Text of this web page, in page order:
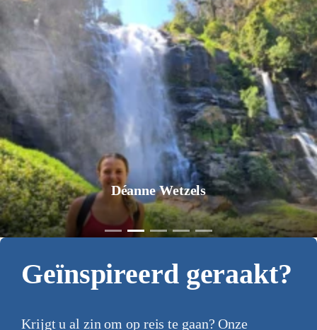
Déanne Wetzels
Geïnspireerd geraakt?
Krijgt u al zin om op reis te gaan? Onze